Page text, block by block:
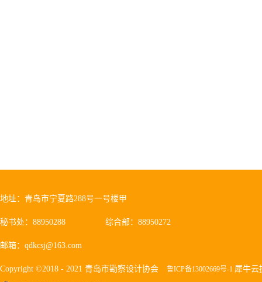
地址：青岛市宁夏路288号一号楼甲
秘书处：88950288 综合部：88950272
邮箱：qdkcsj@163.com
Copyright ©2018 - 2021 青岛市勘察设计协会 鲁ICP备13002669号-1 犀牛云